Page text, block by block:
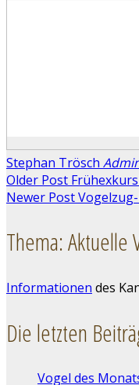
Stephan Trösch
Older Post
Newer Post
Thema: Aktuelle
Informationen des
Die letzten
Vogel des